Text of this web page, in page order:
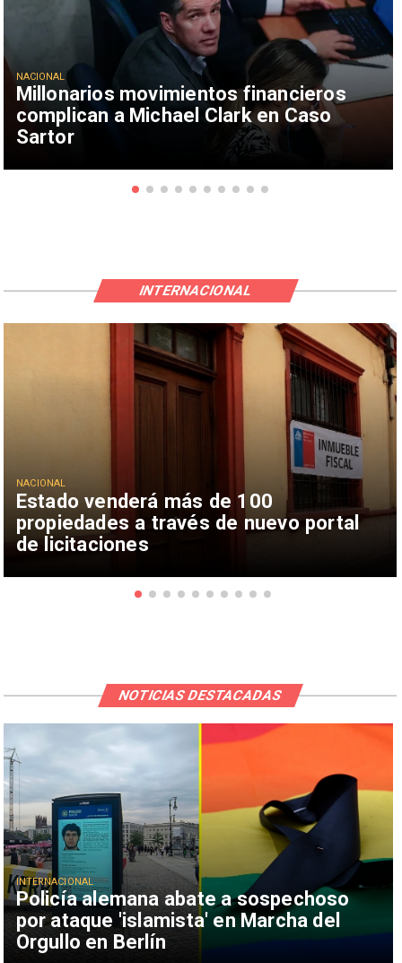
Millonarios movimientos financieros
complican a Michael Clark en Caso
Sartor
NACIONAL
Estado venderá más de 100
propiedades a través de nuevo portal
de licitaciones
NACIONAL
INTERNACIONAL
Policía alemana abate a sospechoso
por ataque 'islamista' en Marcha del
Orgullo en Berlín
INTERNACIONAL
NOTICIAS DESTACADAS